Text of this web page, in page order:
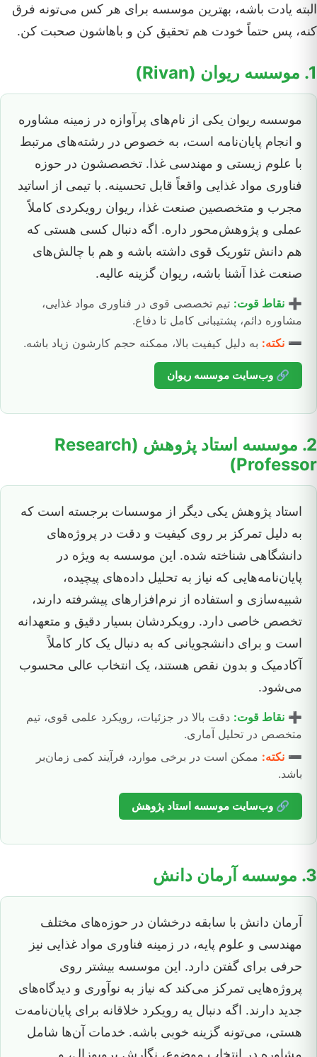
البته یادت باشه، بهترین موسسه برای هر کس می‌تونه فرق
کنه، پس حتماً خودت هم تحقیق کن و باهاشون صحبت کن.
1. موسسه ریوان (Rivan)
موسسه ریوان یکی از نام‌های پرآوازه در زمینه مشاوره
و انجام پایان‌نامه است، به خصوص در رشته‌های مرتبط
با علوم زیستی و مهندسی غذا. تخصصشون در حوزه
فناوری مواد غذایی واقعاً قابل تحسینه. با تیمی از اساتید
مجرب و متخصصین صنعت غذا، ریوان رویکردی کاملاً
عملی و پژوهش‌محور داره. اگه دنبال کسی هستی که
هم دانش تئوریک قوی داشته باشه و هم با چالش‌های
صنعت غذا آشنا باشه، ریوان گزینه عالیه.
➕ نقاط قوت: تیم تخصصی قوی در فناوری مواد غذایی،
مشاوره دائم، پشتیبانی کامل تا دفاع.
➖ نکته: به دلیل کیفیت بالا، ممکنه حجم کارشون زیاد باشه.
🔗 وب‌سایت موسسه ریوان
2. موسسه استاد پژوهش (Research
Professor)
استاد پژوهش یکی دیگر از موسسات برجسته است که
به دلیل تمرکز بر روی کیفیت و دقت در پروژه‌های
دانشگاهی شناخته شده. این موسسه به ویژه در
پایان‌نامه‌هایی که نیاز به تحلیل داده‌های پیچیده،
شبیه‌سازی و استفاده از نرم‌افزارهای پیشرفته دارند،
تخصص خاصی دارد. رویکردشان بسیار دقیق و متعهدانه
است و برای دانشجویانی که به دنبال یک کار کاملاً
آکادمیک و بدون نقص هستند، یک انتخاب عالی محسوب
می‌شود.
➕ نقاط قوت: دقت بالا در جزئیات، رویکرد علمی قوی، تیم
متخصص در تحلیل آماری.
➖ نکته: ممکن است در برخی موارد، فرآیند کمی زمان‌بر
باشد.
🔗 وب‌سایت موسسه استاد پژوهش
3. موسسه آرمان دانش
آرمان دانش با سابقه درخشان در حوزه‌های مختلف
مهندسی و علوم پایه، در زمینه فناوری مواد غذایی نیز
حرفی برای گفتن دارد. این موسسه بیشتر روی
پروژه‌هایی تمرکز می‌کند که نیاز به نوآوری و دیدگاه‌های
جدید دارند. اگه دنبال یه رویکرد خلاقانه برای پایان‌نامه‌ت
هستی، می‌تونه گزینه خوبی باشه. خدمات آن‌ها شامل
مشاوره در انتخاب موضوع، نگارش پروپوزال، و